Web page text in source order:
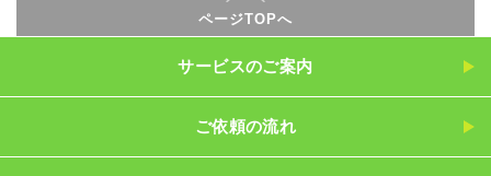
ページTOPへ
サービスのご案内
ご依頼の流れ